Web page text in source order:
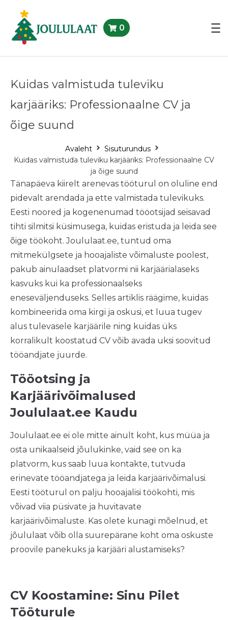
0
Kuidas valmistuda tuleviku
karjääriks: Professionaalne CV ja
õige suund
Avaleht
Sisuturundus
Kuidas valmistuda tuleviku karjääriks: Professionaalne CV
ja õige suund
Tänapäeva kiirelt arenevas tööturul on oluline end
pidevalt arendada ja ette valmistada tulevikuks.
Eesti noored ja kogenenumad tööotsijad seisavad
tihti silmitsi küsimusega, kuidas eristuda ja leida see
õige töökoht. Joululaat.ee, tuntud oma
mitmekülgsete ja hooajaliste võimaluste poolest,
pakub ainulaadset platvormi nii karjäärialaseks
kasvuks kui ka professionaalseks
eneseväljenduseks. Selles artiklis räägime, kuidas
kombineerida oma kirgi ja oskusi, et luua tugev
alus tulevasele karjäärile ning kuidas üks
korralikult koostatud CV võib avada uksi soovitud
tööandjate juurde.
Tööotsing ja
Karjäärivõimalused
Joululaat.ee Kaudu
Joululaat.ee ei ole mitte ainult koht, kus müüa ja
osta unikaalseid jõulukinke, vaid see on ka
platvorm, kus saab luua kontakte, tutvuda
erinevate tööandjatega ja leida karjäärivõimalusi.
Eesti tööturul on palju hooajalisi töökohti, mis
võivad viia püsivate ja huvitavate
karjäärivõimaluste. Kas olete kunagi mõelnud, et
jõululaat võib olla suurepärane koht oma oskuste
proovile panekuks ja karjääri alustamiseks?
CV Koostamine: Sinu Pilet
Tööturule